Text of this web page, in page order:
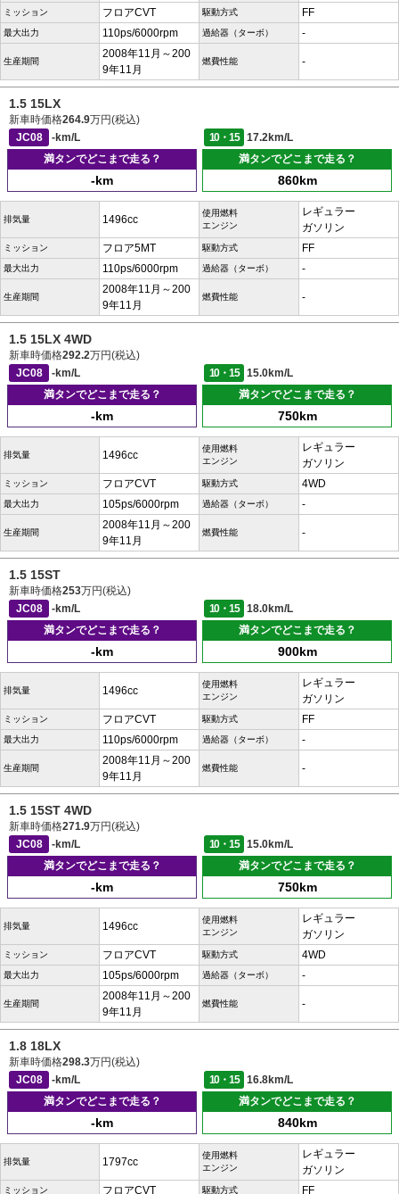
ミッション フロアCVT 駆動方式 FF
最大出力 110ps/6000rpm 過給器（ターボ） -
生産期間
2008年11月～200
9年11月
燃費性能 -
1.5 15LX
新車時価格264.9万円(税込)
JC08
-km/L 10・15
17.2km/L
満タンでどこまで走る？
-km
満タンでどこまで走る？
860km
排気量 1496cc
使用燃料
エンジン
レギュラー
ガソリン
ミッション フロア5MT 駆動方式 FF
最大出力 110ps/6000rpm 過給器（ターボ） -
生産期間
2008年11月～200
9年11月
燃費性能 -
1.5 15LX 4WD
新車時価格292.2万円(税込)
JC08
-km/L 10・15
15.0km/L
満タンでどこまで走る？
-km
満タンでどこまで走る？
750km
排気量 1496cc
使用燃料
エンジン
レギュラー
ガソリン
ミッション フロアCVT 駆動方式 4WD
最大出力 105ps/6000rpm 過給器（ターボ） -
生産期間
2008年11月～200
9年11月
燃費性能 -
1.5 15ST
新車時価格253万円(税込)
JC08
-km/L 10・15
18.0km/L
満タンでどこまで走る？
-km
満タンでどこまで走る？
900km
排気量 1496cc
使用燃料
エンジン
レギュラー
ガソリン
ミッション フロアCVT 駆動方式 FF
最大出力 110ps/6000rpm 過給器（ターボ） -
生産期間
2008年11月～200
9年11月
燃費性能 -
1.5 15ST 4WD
新車時価格271.9万円(税込)
JC08
-km/L 10・15
15.0km/L
満タンでどこまで走る？
-km
満タンでどこまで走る？
750km
排気量 1496cc
使用燃料
エンジン
レギュラー
ガソリン
ミッション フロアCVT 駆動方式 4WD
最大出力 105ps/6000rpm 過給器（ターボ） -
生産期間
2008年11月～200
9年11月
燃費性能 -
1.8 18LX
新車時価格298.3万円(税込)
JC08
-km/L 10・15
16.8km/L
満タンでどこまで走る？
-km
満タンでどこまで走る？
840km
排気量 1797cc
使用燃料
エンジン
レギュラー
ガソリン
ミッション フロアCVT 駆動方式 FF